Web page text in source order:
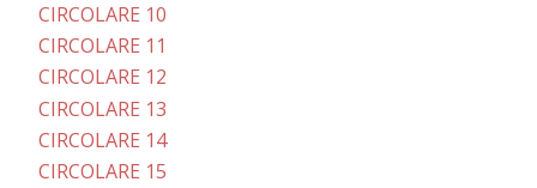
CIRCOLARE 10
CIRCOLARE 11
CIRCOLARE 12
CIRCOLARE 13
CIRCOLARE 14
CIRCOLARE 15